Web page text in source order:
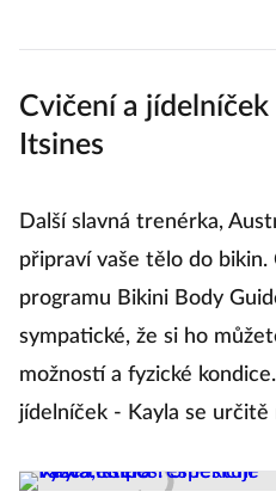
Cvičení a
Itsines
Další slavná trenérka,
připraví vaše tělo do
programu Bikini Body
sympatické, že si ho
možností a fyzické
jídelníček - Kayla se určitě